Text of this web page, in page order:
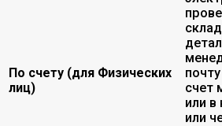
По счету (для Физических
лиц)
счет
или в
или